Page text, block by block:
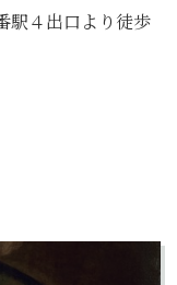
駅４出口より徒歩